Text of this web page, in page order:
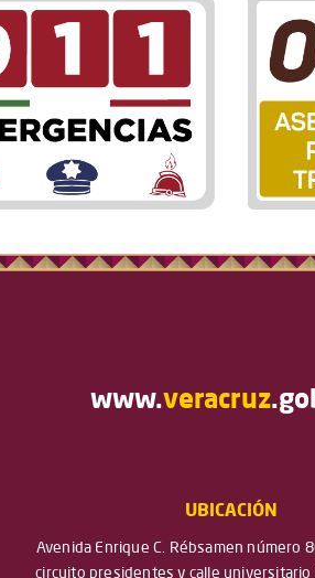
www.veracruz
UBICACIÓN
Avenida Enrique C. Rébsamen número
circuito presidentes y calle universitario